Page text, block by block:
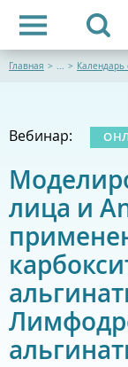
Главная > ... > Календарь
Вебинар:
лица и